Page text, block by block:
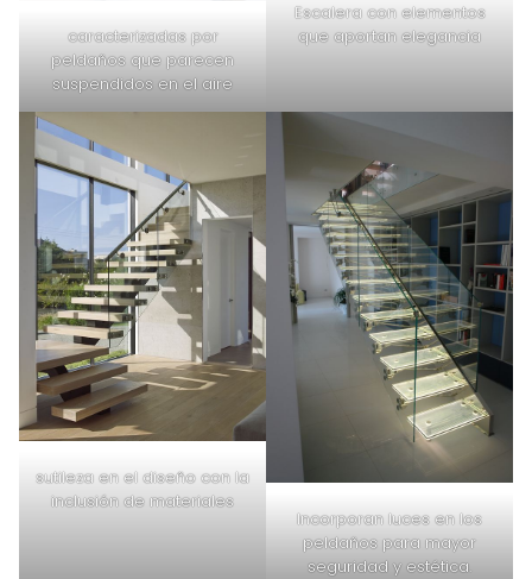
caracterizadas por
peldaños que parecen
suspendidos en el aire
Escalera con elementos
que aportan elegancia
sutileza en el diseño con la
inclusión de materiales
Incorporan luces en los
peldaños para mayor
seguridad y estética.